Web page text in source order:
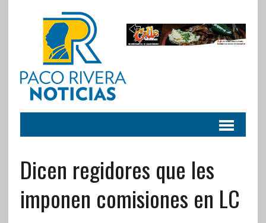
Dicen regidores que les
imponen comisiones en LC